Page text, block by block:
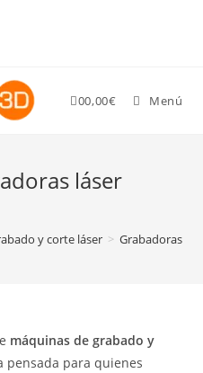
00,00€ Menú
láser
y corte láser > Grabadoras y
máquinas de grabado y
pensada para quienes